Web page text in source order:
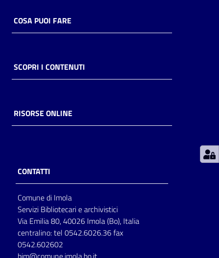
Casa
Piani
storico
per
lettura
Seguici
su
COSA PUOI FARE
SCOPRI I CONTENUTI
RISORSE ONLINE
CONTATTI
Comune di Imola
Servizi Bibliotecari e archivistici
Via Emilia 80, 40026 Imola (Bo), Italia
centralino: tel 0542.6026.36 fax
0542.602602